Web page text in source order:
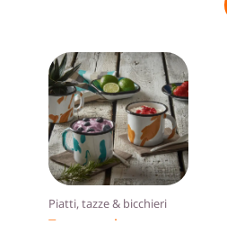
Piatti, tazze & bicchieri
Tazza smaltata,
Questo
prodotto
ha
più
varianti.
Le